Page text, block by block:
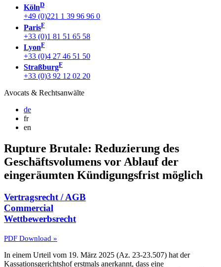
KölnD
+49 (0)221 1 39 96 96 0
ParisF
+33 (0)1 81 51 65 58
LyonF
+33 (0)4 27 46 51 50
StraßburgF
+33 (0)3 92 12 02 20
Avocats & Rechtsanwälte
de
fr
en
Rupture Brutale: Reduzierung des
Geschäftsvolumens vor Ablauf der
eingeräumten Kündigungsfrist möglich
Vertragsrecht / AGB
Commercial
Wettbewerbsrecht
PDF Download »
In einem Urteil vom 19. März 2025 (Az. 23-23.507) hat der
Kassationsgerichtshof erstmals anerkannt, dass eine